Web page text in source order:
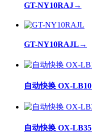
GT-NY10RAJ→
GT-NY10RAJL →
自动快换 OX-LB10
自动快换 OX-LB35